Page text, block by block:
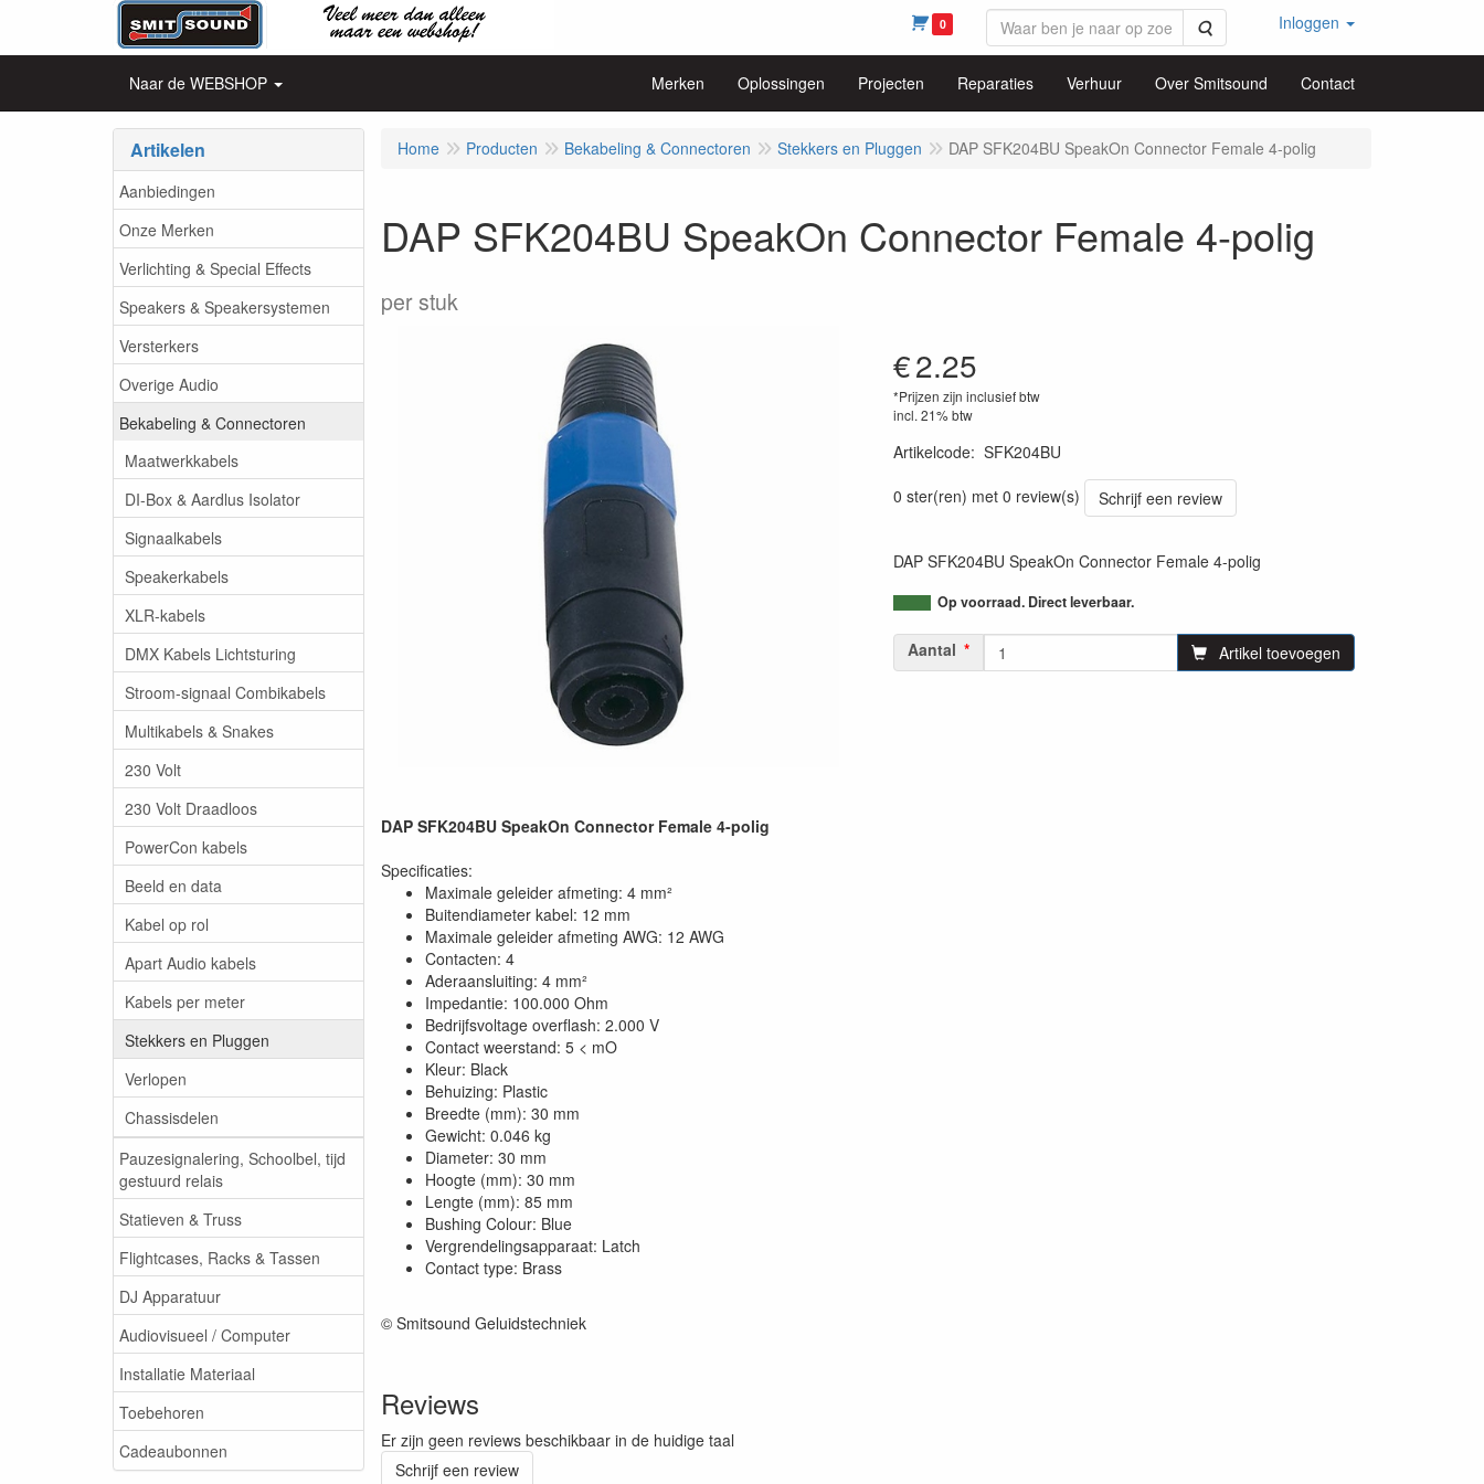
0 Zoeken Inloggen
Naar de WEBSHOP Merken Oplossingen Projecten Reparaties Verhuur Over Smitsound Contact
Artikelen
Aanbiedingen
Onze Merken
Verlichting & Special Effects
Speakers & Speakersystemen
Versterkers
Overige Audio
Bekabeling & Connectoren
Maatwerkkabels
DI-Box & Aardlus Isolator
Signaalkabels
Speakerkabels
XLR-kabels
DMX Kabels Lichtsturing
Stroom-signaal Combikabels
Multikabels & Snakes
230 Volt
230 Volt Draadloos
PowerCon kabels
Beeld en data
Kabel op rol
Apart Audio kabels
Kabels per meter
Stekkers en Pluggen
Verlopen
Chassisdelen
Pauzesignalering, Schoolbel, tijd
gestuurd relais
Statieven & Truss
Flightcases, Racks & Tassen
DJ Apparatuur
Audiovisueel / Computer
Installatie Materiaal
Toebehoren
Cadeaubonnen
Home Producten Bekabeling & Connectoren Stekkers en Pluggen DAP SFK204BU SpeakOn Connector Female 4-polig
DAP SFK204BU SpeakOn Connector Female 4-polig
per stuk
€2.25
*Prijzen zijn inclusief btw
incl. 21% btw
Artikelcode: SFK204BU
0 ster(ren) met 0 review(s)
Schrijf een review
DAP SFK204BU SpeakOn Connector Female 4-polig
Op voorraad. Direct leverbaar.
Aantal Artikel toevoegen
DAP SFK204BU SpeakOn Connector Female 4-polig
Specificaties:
Maximale geleider afmeting: 4 mm²
Buitendiameter kabel: 12 mm
Maximale geleider afmeting AWG: 12 AWG
Contacten: 4
Aderaansluiting: 4 mm²
Impedantie: 100.000 Ohm
Bedrijfsvoltage overflash: 2.000 V
Contact weerstand: 5 < mO
Kleur: Black
Behuizing: Plastic
Breedte (mm): 30 mm
Gewicht: 0.046 kg
Diameter: 30 mm
Hoogte (mm): 30 mm
Lengte (mm): 85 mm
Bushing Colour: Blue
Vergrendelingsapparaat: Latch
Contact type: Brass
© Smitsound Geluidstechniek
Reviews
Er zijn geen reviews beschikbaar in de huidige taal
Schrijf een review